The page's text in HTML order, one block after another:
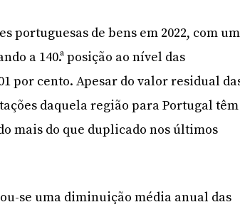
portuguesas de bens em 2022, com
a 140.ª posição ao nível das
por cento. Apesar do valor residual
daquela região para Portugal têm
mais do que duplicado nos últimos
se uma diminuição média anual das